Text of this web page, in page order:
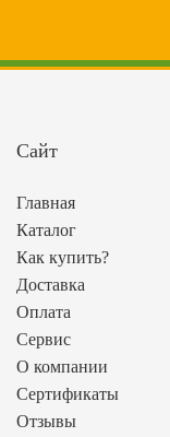
Сайт
Главная
Каталог
Как купить?
Доставка
Оплата
Сервис
О компании
Сертификаты
Отзывы